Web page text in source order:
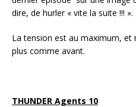
dire, de hurler « vite la suite !!! ».
La tension est au maximum, et
plus comme avant.
THUNDER Agents 10